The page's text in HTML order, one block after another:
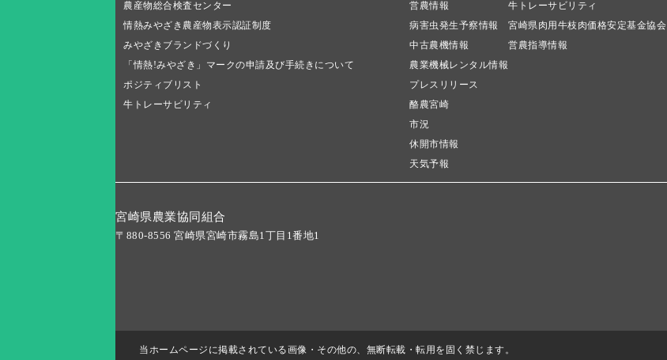
農産物総合検査センター
情熱みやざき農産物表示認証制度
みやざきブランドづくり
「情熱!みやざき」マークの申請及び手続きについて
ポジティブリスト
牛トレーサビリティ
営農情報
病害虫発生予察情報
中古農機情報
農業機械レンタル情報
プレスリリース
酪農宮崎
市況
休開市情報
天気予報
牛トレーサビリティ
宮崎県肉用牛枝肉価格安定基金協会
営農指導情報
宮崎県農業協同組合
〒880-8556 宮崎県宮崎市霧島1丁目1番地1
当ホームページに掲載されている画像・その他の、無断転載・転用を固く禁じます。